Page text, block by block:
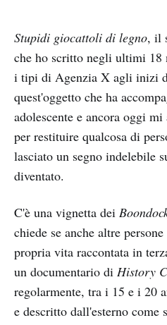
Stupidi giocattoli di legno, il
che ho scritto negli ultimi
i tipi di Agenzia X agli inizi
quest'oggetto che ha
adolescente e ancora oggi
per restituire qualcosa di
lasciato un segno indelebile
diventato.
C'è una vignetta dei
chiede se anche altre
propria vita raccontata in
un documentario di History
regolarmente, tra i 15 e i 20
e descritto dall'esterno come